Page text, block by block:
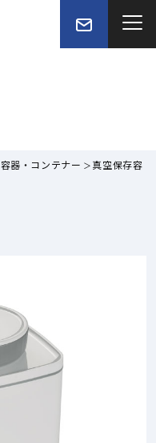
容器・コンテナー
真空保存容